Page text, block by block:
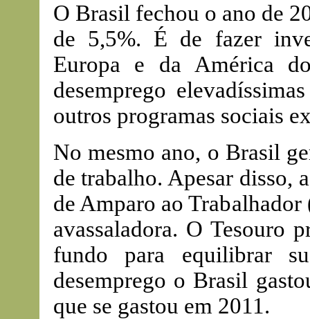
O Brasil fechou o ano de
de 5,5%. É de fazer
Europa e da América
desemprego
outros programas sociais
No mesmo ano, o Brasil
de trabalho. Apesar disso,
de Amparo ao
avassaladora. O Tesouro
fundo para equilibrar
desemprego o Brasil
que se gastou em 2011.